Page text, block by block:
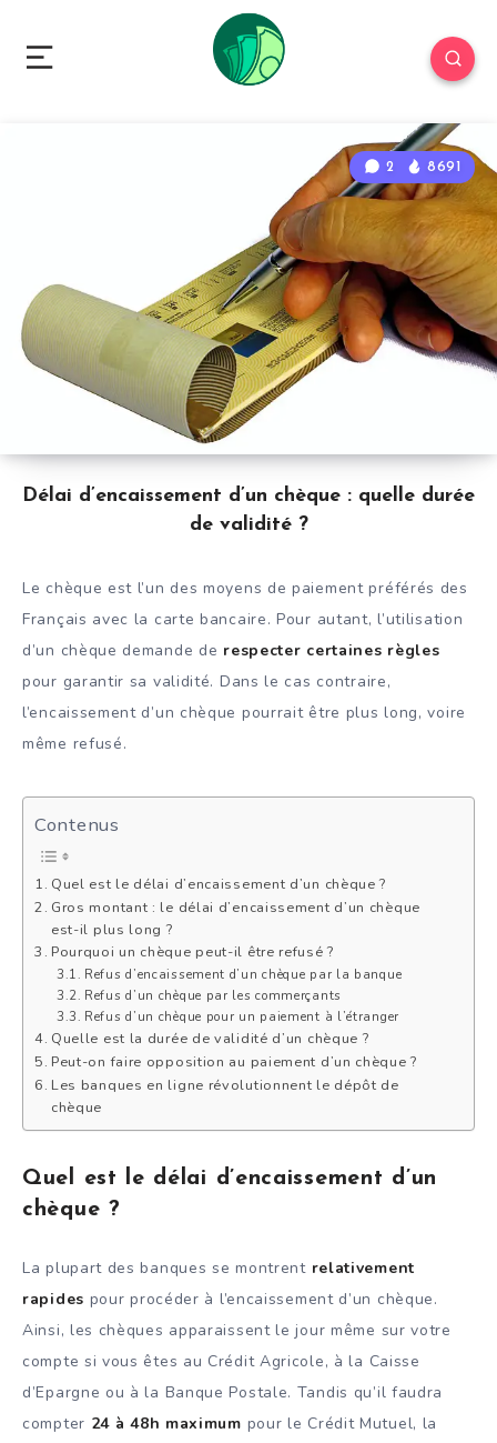
Délai d’encaissement d’un chèque : quelle durée
de validité ?
2 8691
Le chèque est l’un des moyens de paiement préférés des
Français avec la carte bancaire. Pour autant, l’utilisation
d’un chèque demande de respecter certaines règles
pour garantir sa validité. Dans le cas contraire,
l’encaissement d’un chèque pourrait être plus long, voire
même refusé.
Contenus
Quel est le délai d’encaissement d’un chèque ?
Gros montant : le délai d’encaissement d’un chèque
est-il plus long ?
Pourquoi un chèque peut-il être refusé ?
Refus d’encaissement d’un chèque par la banque
Refus d’un chèque par les commerçants
Refus d’un chèque pour un paiement à l’étranger
Quelle est la durée de validité d’un chèque ?
Peut-on faire opposition au paiement d’un chèque ?
Les banques en ligne révolutionnent le dépôt de
chèque
Quel est le délai d’encaissement d’un
chèque ?
La plupart des banques se montrent relativement
rapides pour procéder à l’encaissement d’un chèque.
Ainsi, les chèques apparaissent le jour même sur votre
compte si vous êtes au Crédit Agricole, à la Caisse
d’Epargne ou à la Banque Postale. Tandis qu’il faudra
compter 24 à 48h maximum pour le Crédit Mutuel, la